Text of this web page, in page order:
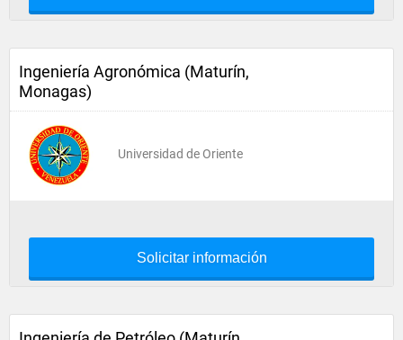
Ingeniería Agronómica (Maturín,
Monagas)
Universidad de Oriente
Solicitar información